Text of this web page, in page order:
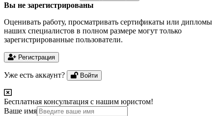
Вы не зарегистрированы
Оценивать работу, просматривать сертификаты или дипломы
наших специалистов в полном размере могут только
зарегистрированные пользователи.
Регистрация
Уже есть аккаунт? Войти
Бесплатная консультация с нашим юристом!
Ваше имя